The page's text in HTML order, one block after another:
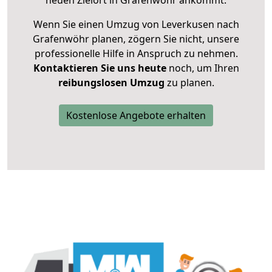
Wenn Sie einen Umzug von Leverkusen nach
Grafenwöhr planen, zögern Sie nicht, unsere
professionelle Hilfe in Anspruch zu nehmen.
Kontaktieren Sie uns heutenoch, um Ihren
reibungslosen Umzug zu planen.
Kostenlose Angebote erhalten